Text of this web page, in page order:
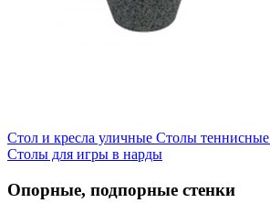
Стол и кресла уличные Cтолы теннисные
Столы для игры в нарды
Опорные, подпорные стенки